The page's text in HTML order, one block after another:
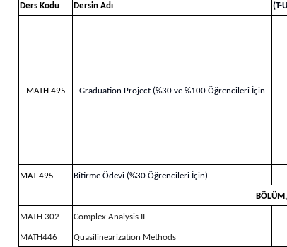
Ders Kodu Dersin Adı (T-
MATH 495 Graduation Project (%30 ve %100 Öğrencileri İçin
MAT 495 Bitirme Ödevi (%30 Öğrencileri İçin)
MATH 302 Complex Analysis II
MATH446 Quasilinearization Methods